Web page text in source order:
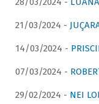
21/03/2024 -
14/03/2024 -
07/03/2024 -
29/02/2024 - NEI